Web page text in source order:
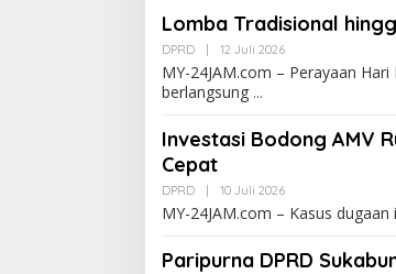
Lomba Tradisional
DPRD 12 Juli 2026
MY-24JAM.com – Perayaan
berlangsung
Investasi Bodong AMV
Cepat
DPRD 10 Juli 2026
MY-24JAM.com – Kasus
Paripurna DPRD